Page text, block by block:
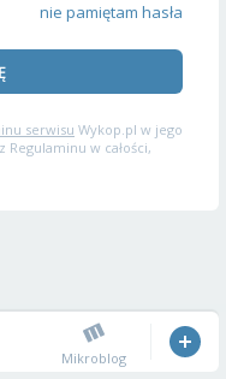
nie pamiętam hasła
serwisu Wykop.pl w jego
w całości,
Mikroblog